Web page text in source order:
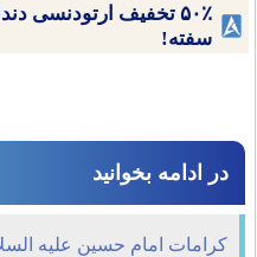
۵۰٪ تخفیف ارتودنسی
سفته!
در ادامه بخوانید
کرامات امام حسین علیه